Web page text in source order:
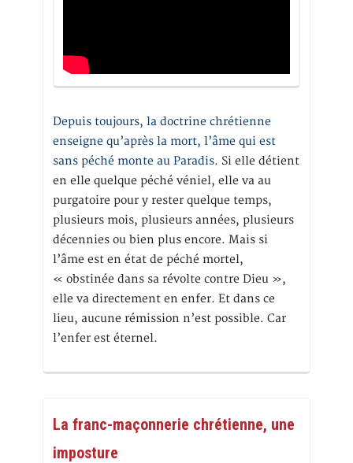
Depuis toujours, la doctrine chrétienne
enseigne qu’après la mort, l’âme qui est
sans péché monte au Paradis. Si elle détient
en elle quelque péché véniel, elle va au
purgatoire pour y rester quelque temps,
plusieurs mois, plusieurs années, plusieurs
décennies ou bien plus encore. Mais si
l’âme est en état de péché mortel,
« obstinée dans sa révolte contre Dieu »,
elle va directement en enfer. Et dans ce
lieu, aucune rémission n’est possible. Car
l’enfer est éternel.
La franc-maçonnerie chrétienne, une
imposture